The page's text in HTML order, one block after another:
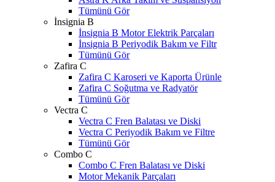
Tümünü Gör
İnsignia B
İnsignia B Motor Elektrik Parçaları
İnsignia B Periyodik Bakım ve Filtr
Tümünü Gör
Zafira C
Zafira C Karoseri ve Kaporta Ürünle
Zafira C Soğutma ve Radyatör
Tümünü Gör
Vectra C
Vectra C Fren Balatası ve Diski
Vectra C Periyodik Bakım ve Filtre
Tümünü Gör
Combo C
Combo C Fren Balatası ve Diski
Motor Mekanik Parçaları